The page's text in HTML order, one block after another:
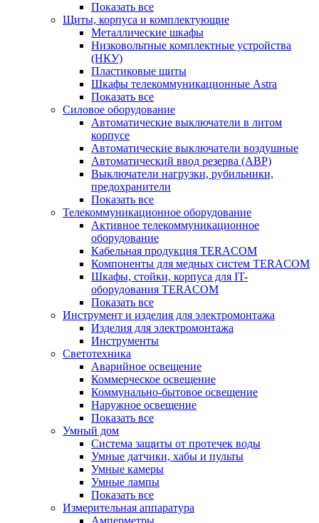
Показать все
Щиты, корпуса и комплектующие
Металлические шкафы
Низковольтные комплектные устройства
(НКУ)
Пластиковые щиты
Шкафы телекоммуникационные Astra
Показать все
Силовое оборудование
Автоматические выключатели в литом
корпусе
Автоматические выключатели воздушные
Автоматический ввод резерва (АВР)
Выключатели нагрузки, рубильники,
предохранители
Показать все
Телекоммуникационное оборудование
Активное телекоммуникационное
оборудование
Кабельная продукция TERACOM
Компоненты для медных систем TERACOM
Шкафы, стойки, корпуса для IT-
оборудования TERACOM
Показать все
Инструмент и изделия для электромонтажа
Изделия для электромонтажа
Инструменты
Светотехника
Аварийное освещение
Коммерческое освещение
Коммунально-бытовое освещение
Наружное освещение
Показать все
Умный дом
Система защиты от протечек воды
Умные датчики, хабы и пульты
Умные камеры
Умные лампы
Показать все
Измерительная аппаратура
Амперметры